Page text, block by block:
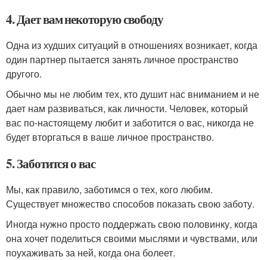
4. Дает вам некоторую свободу
Одна из худших ситуаций в отношениях возникает, когда
один партнер пытается занять личное пространство
другого.
Обычно мы не любим тех, кто душит нас вниманием и не
дает нам развиваться, как личности. Человек, который
вас по-настоящему любит и заботится о вас, никогда не
будет вторгаться в ваше личное пространство.
5. Заботится о вас
Мы, как правило, заботимся о тех, кого любим.
Существует множество способов показать свою заботу.
Иногда нужно просто поддержать свою половинку, когда
она хочет поделиться своими мыслями и чувствами, или
поухаживать за ней, когда она болеет.